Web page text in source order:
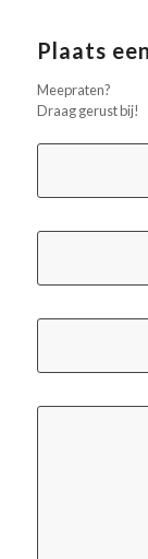
Plaats
Meepraten?
Draag gerust bij!